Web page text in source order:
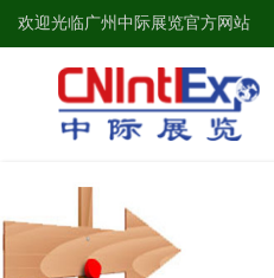
欢迎光临广州中际展览官方网站